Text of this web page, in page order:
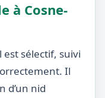
à Cosne-
est sélectif, suivi
Il
d’un nid